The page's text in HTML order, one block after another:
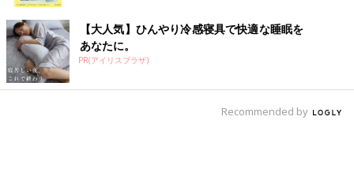
【大人気】ひんやり冷感寝具で快適な睡眠を
あなたに。
PR(アイリスプラザ)
Recommended by